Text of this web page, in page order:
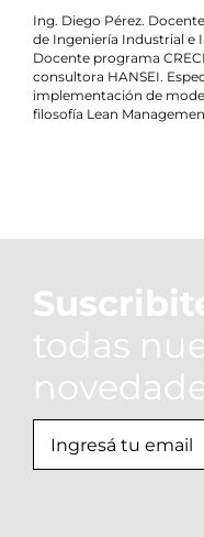
Ing. Diego Pérez.
de Ingeniería Industrial e
Docente programa
consultora HANSEI.
implementación de
filosofía Lean
todas